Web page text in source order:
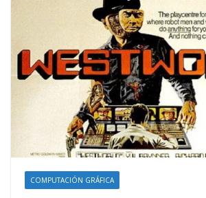
COMPUTACIÓN GRÁFICA